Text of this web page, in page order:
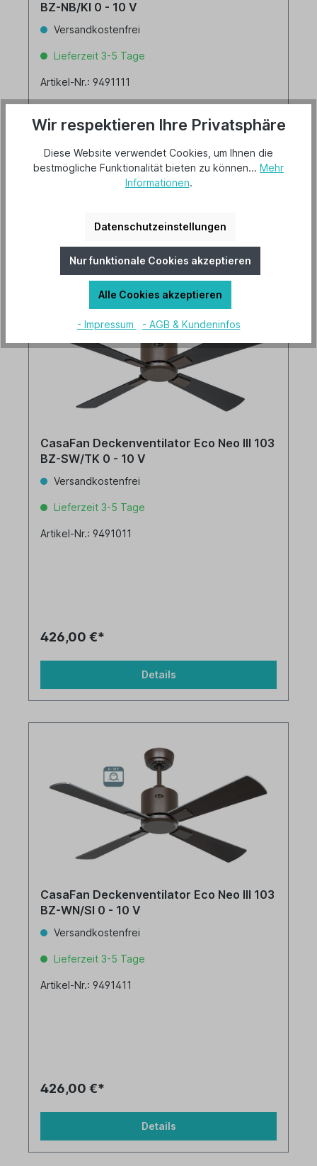
BZ-NB/KI 0 - 10 V
Versandkostenfrei
Lieferzeit 3-5 Tage
Artikel-Nr.: 9491111
Details
CasaFan Deckenventilator Eco Neo III 103
BZ-SW/TK 0 - 10 V
Versandkostenfrei
Lieferzeit 3-5 Tage
Artikel-Nr.: 9491011
426,00 €*
Details
CasaFan Deckenventilator Eco Neo III 103
BZ-WN/SI 0 - 10 V
Versandkostenfrei
Lieferzeit 3-5 Tage
Artikel-Nr.: 9491411
426,00 €*
Details
Wir respektieren Ihre Privatsphäre
Diese Website verwendet Cookies, um Ihnen die
bestmögliche Funktionalität bieten zu können... Mehr
Informationen.
Datenschutzeinstellungen
Nur funktionale Cookies akzeptieren
Alle Cookies akzeptieren
- Impressum - AGB & Kundeninfos